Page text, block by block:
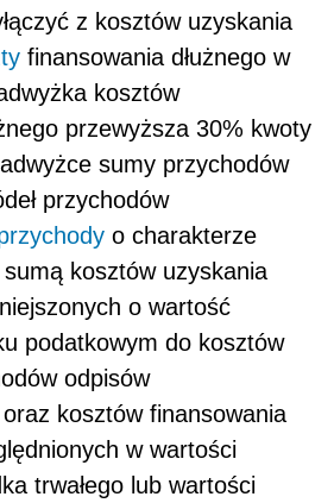
z kosztów uzyskania
finansowania dłużnego w
kosztów
przewyższa 30% kwoty
sumy przychodów
przychodów
o charakterze
kosztów uzyskania
o wartość
podatkowym do kosztów
odpisów
kosztów finansowania
w wartości
trwałego lub wartości